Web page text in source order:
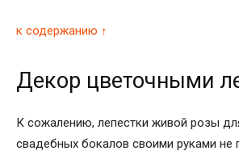
к содержанию ↑
Декор цветочными
К сожалению, лепестки живой розы
свадебных бокалов своими руками не